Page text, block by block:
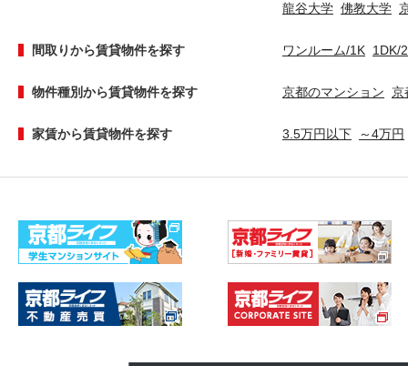
龍谷大学 佛教大学
間取りから賃貸物件を探す ワンルーム/1K 1DK/
物件種別から賃貸物件を探す 京都のマンション 京
家賃から賃貸物件を探す 3.5万円以下 ～4万円